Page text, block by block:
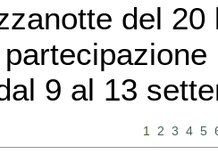
del
9 al 13
1 2 3 4 5